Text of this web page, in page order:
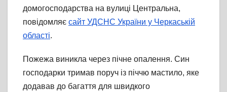
домогосподарства на вулиці Центральна,
повідомляє сайт УДСНС України у Черкаській
області.
Пожежа виникла через пічне опалення. Син
господарки тримав поруч із піччю мастило, яке
додавав до багаття для швидкого